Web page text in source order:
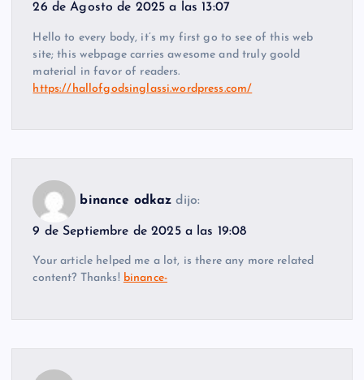
26 de Agosto de 2025 a las 13:07
Hello to every body, it’s my first go to see of this web
site; this webpage carries awesome and truly goold
material in favor of readers.
https://hallofgodsinglassi.wordpress.com/
binance odkaz dijo:
9 de Septiembre de 2025 a las 19:08
Your article helped me a lot, is there any more related
content? Thanks! binance-